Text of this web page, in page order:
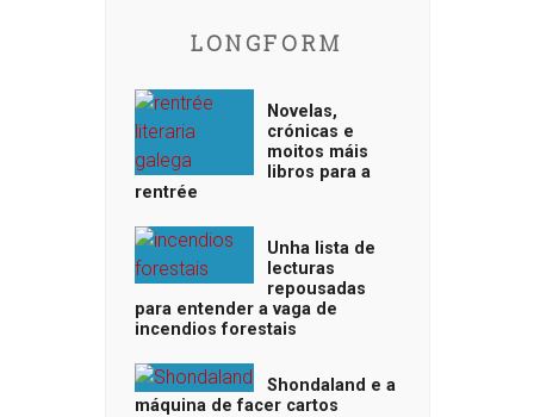
LONGFORM
Novelas,
crónicas e
moitos máis
libros para a
rentrée
Unha lista de
lecturas
repousadas
para entender a vaga de
incendios forestais
Shondaland e a
máquina de facer cartos